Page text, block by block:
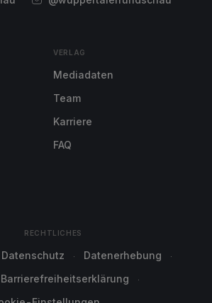
VERLAG
Mediadaten
Team
Karriere
FAQ
RECHTLICHES
Datenschutz
Datenerhebung
Barrierefreiheitserklärung